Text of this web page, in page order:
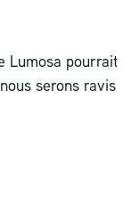
Lumosa pourrait
serons ravis